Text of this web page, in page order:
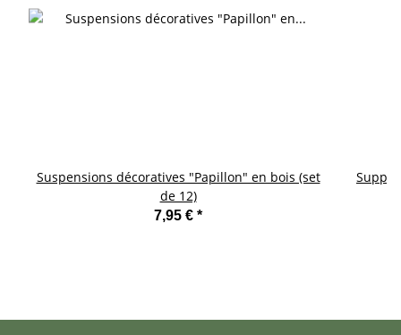
Suspensions décoratives "Papillon" en bois (set
de 12)
7,95 € *